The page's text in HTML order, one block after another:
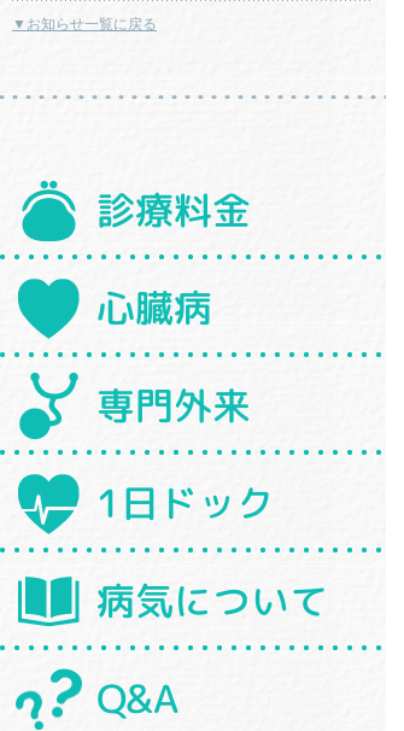
▼お知らせ一覧に戻る
診療料金
心臓病
専門外来
1日ドック
病気について
Q&A